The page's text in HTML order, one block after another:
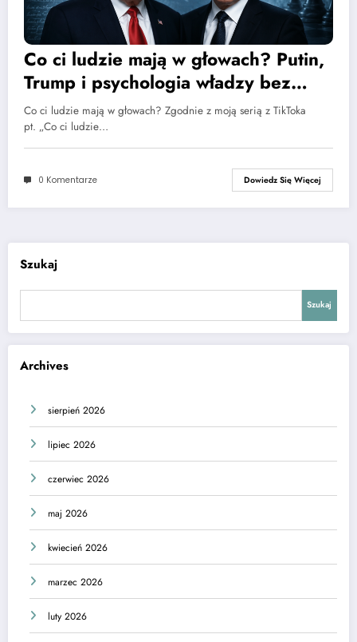
Co ci ludzie mają w głowach? Putin,
Trump i psychologia władzy bez
diagnozy z fotela
Co ci ludzie mają w głowach? Zgodnie z moją serią z TikToka
pt. „Co ci ludzie…
0 Komentarze Dowiedz Się Więcej
Szukaj
Szukaj
Archives
sierpień 2026
lipiec 2026
czerwiec 2026
maj 2026
kwiecień 2026
marzec 2026
luty 2026